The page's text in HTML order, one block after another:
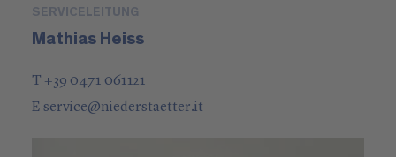
SERVICELEITUNG
Mathias Heiss
T +39 0471 061121
Eservice@niederstaetter.it